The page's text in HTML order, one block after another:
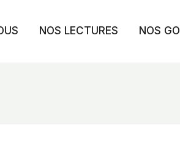
NOS LECTURES NOS